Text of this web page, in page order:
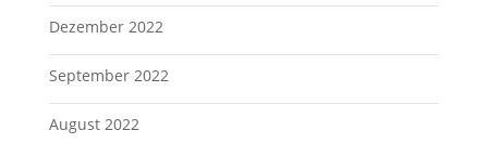
Dezember 2022
September 2022
August 2022